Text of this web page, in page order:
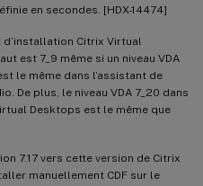
en secondes. [HDX-14474]
Citrix Virtual
est 7_9 même si un niveau VDA
le même dans l’assistant de
De plus, le niveau VDA 7_20 dans
Desktops est le même que
7.17 vers cette version de Citrix
manuellement CDF sur le